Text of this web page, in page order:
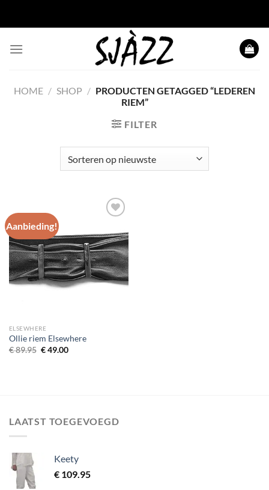
HOME / SHOP / PRODUCTEN GETAGGED “LEDEREN
RIEM”
FILTER
Aanbieding!
aan
wenslijst
ELSEWHERE
Ollie riem Elsewhere
€89.95 Oorspronkelijke prijs was: € 89.95.
€49.00Huidige prijs is: € 49.00.
LAATST TOEGEVOEGD
Keety
€ 109.95